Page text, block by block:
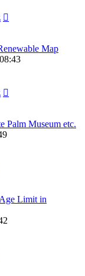
Map
Palm Museum etc.
Limit in